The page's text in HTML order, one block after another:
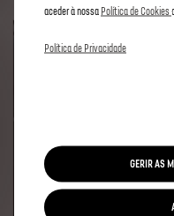
aceder à nossa Política de Cookies
Política de Privacidade
GERIR AS